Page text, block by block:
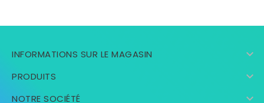
INFORMATIONS SUR LE MAGASIN 
PRODUITS 
NOTRE SOCIÉTÉ 